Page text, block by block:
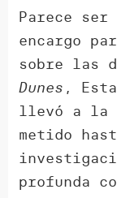
Parece
encargo
sobre las
Dunes ,
llevó a la
metido
profunda